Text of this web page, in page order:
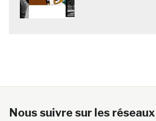
Nous suivre sur les